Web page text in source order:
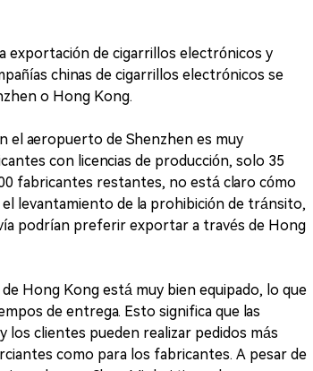
exportación de cigarrillos electrónicos y
chinas de cigarrillos electrónicos se
o Hong Kong.
el aeropuerto de Shenzhen es muy
con licencias de producción, solo 35
fabricantes restantes, no está claro cómo
levantamiento de la prohibición de tránsito,
podrían preferir exportar a través de Hong
Hong Kong está muy bien equipado, lo que
de entrega. Esto significa que las
los clientes pueden realizar pedidos más
como para los fabricantes. A pesar de